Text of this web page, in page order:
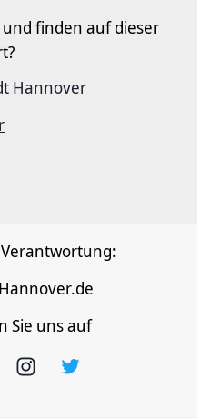
und finden auf dieser
Hannover
Sie uns auf